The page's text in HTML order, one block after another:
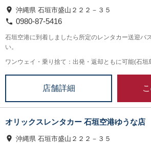
沖縄県 石垣市盛山２２２－３５
0980-87-5416
石垣空港に到着しましたら所定のレンタカー送迎バ
い。
ワンウェイ・乗り捨て：出発・返却ともに可能(石垣
店舗詳細
オリックスレンタカー 石垣空港ゆうな店
沖縄県 石垣市盛山２２２－３５